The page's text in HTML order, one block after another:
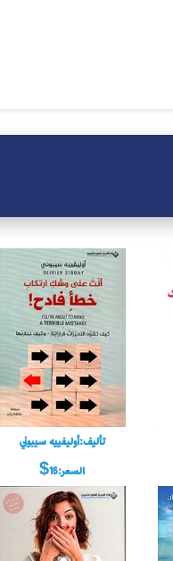
تأليف:أوليفييه سيبوني
السعر:16$